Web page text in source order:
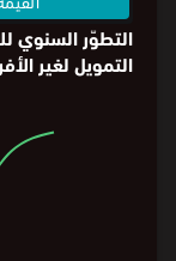
التطوّر السنوي
التمويل لغير